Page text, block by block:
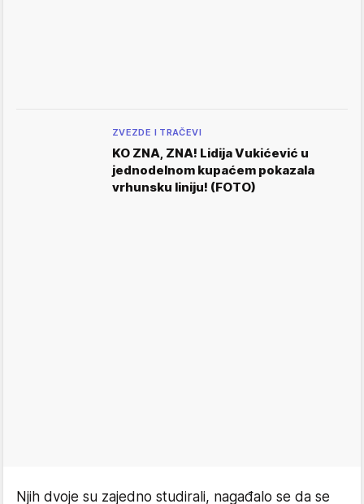
ZVEZDE I TRAČEVI
KO ZNA, ZNA! Lidija Vukićević u
jednodelnom kupaćem pokazala
vrhunsku liniju! (FOTO)
Njih dvoje su zajedno studirali, nagađalo se da se